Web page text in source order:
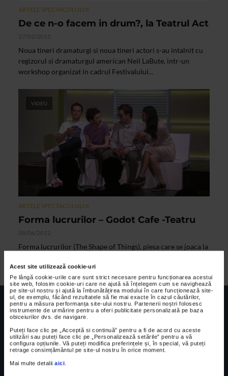
Acest site utilizează cookie-uri
Pe lângă cookie-urile care sunt strict necesare pentru funcționarea acestui
site web, folosim cookie-uri care ne ajută să înțelegem cum se navighează
pe site-ul nostru și ajută la îmbunătățirea modului în care funcționează site-
ul, de exemplu, făcând rezultatele să fie mai exacte în cazul căutărilor,
pentru a măsura performanța site-ului nostru. Partenerii noștri folosesc
instrumente de urmărire pentru a oferi publicitate personalizată pe baza
obiceiurilor dvs. de navigare.
Puteți face clic pe „Acceptă si continuă” pentru a fi de acord cu aceste
utilizări sau puteți face clic pe „Personalizează setările” pentru a vă
configura opțiunile. Vă puteți modifica preferințele și, în special, vă puteți
retrage consimțământul pe site-ul nostru în orice moment.
Mai multe detalii aici
ARTELE SPECTACOLULUI
De ce n-o facem in drum?, la Teatrul Act
27/02/2015
Noua tineri dramaturgi si noua tineri actori s-au intalnit cu
regizorul si dramaturgul american Neil LaBute, intr-un
workshop organizat in cadrul Festivalului...
VIDEO
ARTELE SPECTACOLULUI
Forma lucrurilor – Godot Cafe -Teatru
08/06/2012
Forma lucrurilor (The Shape of Things), piesa care se joaca la
Radulescu, Denisa Nicolae, Aylin Cadir si Sorin...
FUNDATIA FILDAS ARTNr inreg registrul special: 4 PJ/ 29.01.2013
Cod fiscal: 9164384Sediu social: Str. Delfinului, Nr. 6, parter Bl. 42,
Sc. 4, Ap. 197, Sector 2